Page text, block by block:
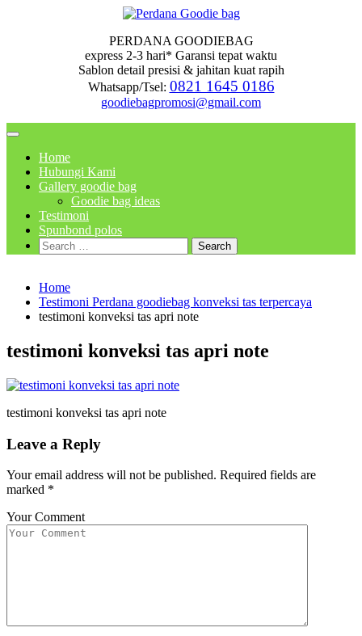
PERDANA GOODIEBAG
express 2-3 hari* Garansi tepat waktu
Sablon detail presisi & jahitan kuat rapih
Whatsapp/Tsel: 0821 1645 0186
goodiebagpromosi@gmail.com
Home
Hubungi Kami
Gallery goodie bag
Goodie bag ideas
Testimoni
Spunbond polos
Search
for:
Home
Testimoni Perdana goodiebag konveksi tas terpercaya
testimoni konveksi tas apri note
testimoni konveksi tas apri note
testimoni konveksi tas apri note
Leave a Reply
Your email address will not be published. Required fields are
marked *
Your Comment